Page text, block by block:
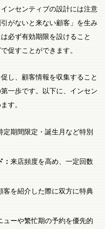
ンセンティブの設計には注意
がないと来ない顧客」を生み
必ず有効期限を設けること
促すことができます。
し、顧客情報を収集すること
一歩です。以下に、インセン
す。
定期間限定・誕生月など特別
来店頻度を高め、一定回数
客を紹介した際に双方に特典
ューや繁忙期の予約を優先的